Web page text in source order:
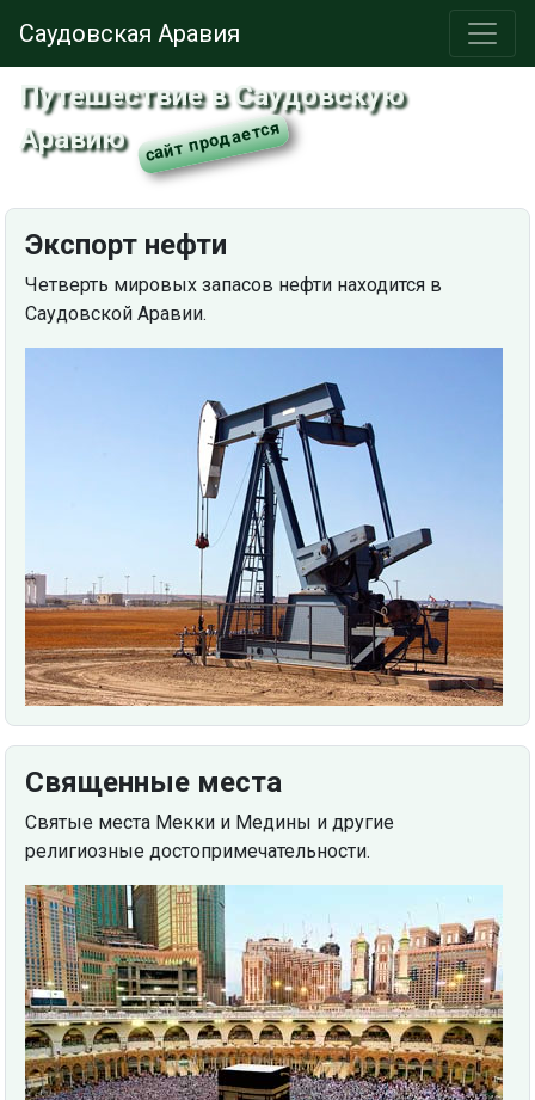
Саудовская Аравия
Путешествие в Саудовскую
Аравию
Экспорт нефти
Четверть мировых запасов нефти находится в
Саудовской Аравии.
Священные места
Святые места Мекки и Медины и другие
религиозные достопримечательности.